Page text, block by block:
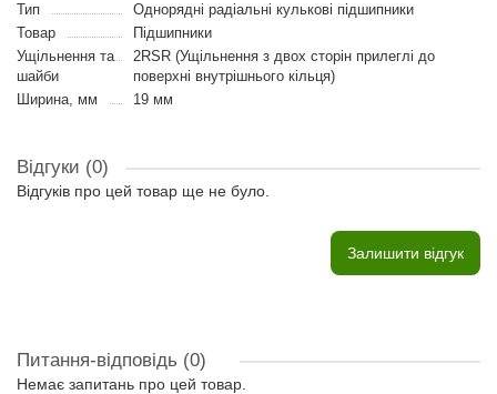
Тип
Однорядні радіальні кулькові підшипники
Товар
Підшипники
Ущільнення та
шайби
2RSR (Ущільнення з двох сторін прилеглі до
поверхні внутрішнього кільця)
Ширина, мм
19 мм
Відгуки (0)
Відгуків про цей товар ще не було.
Залишити відгук
Питання-відповідь (0)
Немає запитань про цей товар.